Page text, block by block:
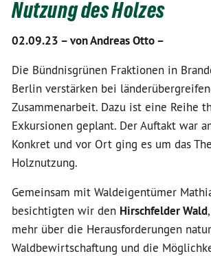
Nutzung des Holzes
02.09.23 –von Andreas Otto –
Die Bündnisgrünen Fraktionen in
Berlin verstärken bei
Zusammenarbeit. Dazu ist eine Reihe
Exkursionen geplant. Der Auftakt war
Konkret und vor Ort ging es um das
Holznutzung.
Gemeinsam mit Waldeigentümer
besichtigten wir den Hirschfelder Wald
mehr über die Herausforderungen
Waldbewirtschaftung und die